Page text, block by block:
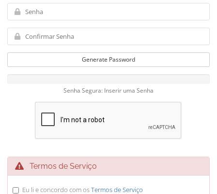
Generate Password
Senha Segura: Inserir uma Senha
Termos de Serviço
Eu li e concordo com osTermos de Serviço